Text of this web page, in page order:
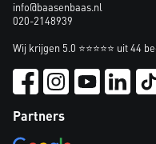
info@baasenbaas.nl
020-2148939
Wij krijgen 5.0 ⭐⭐⭐⭐⭐ uit 44
Partners